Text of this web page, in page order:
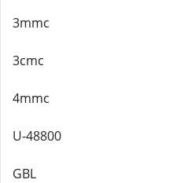
3mmc
3cmc
4mmc
U-48800
GBL